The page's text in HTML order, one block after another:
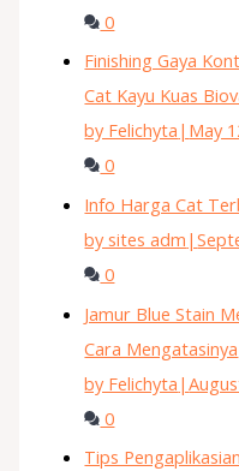
0
Finishing Gaya
Cat Kayu Kuas
by Felichyta | May
0
Info Harga Cat
by sites adm |
0
Jamur Blue Stain
Cara Mengatasinya
by Felichyta |
0
Tips